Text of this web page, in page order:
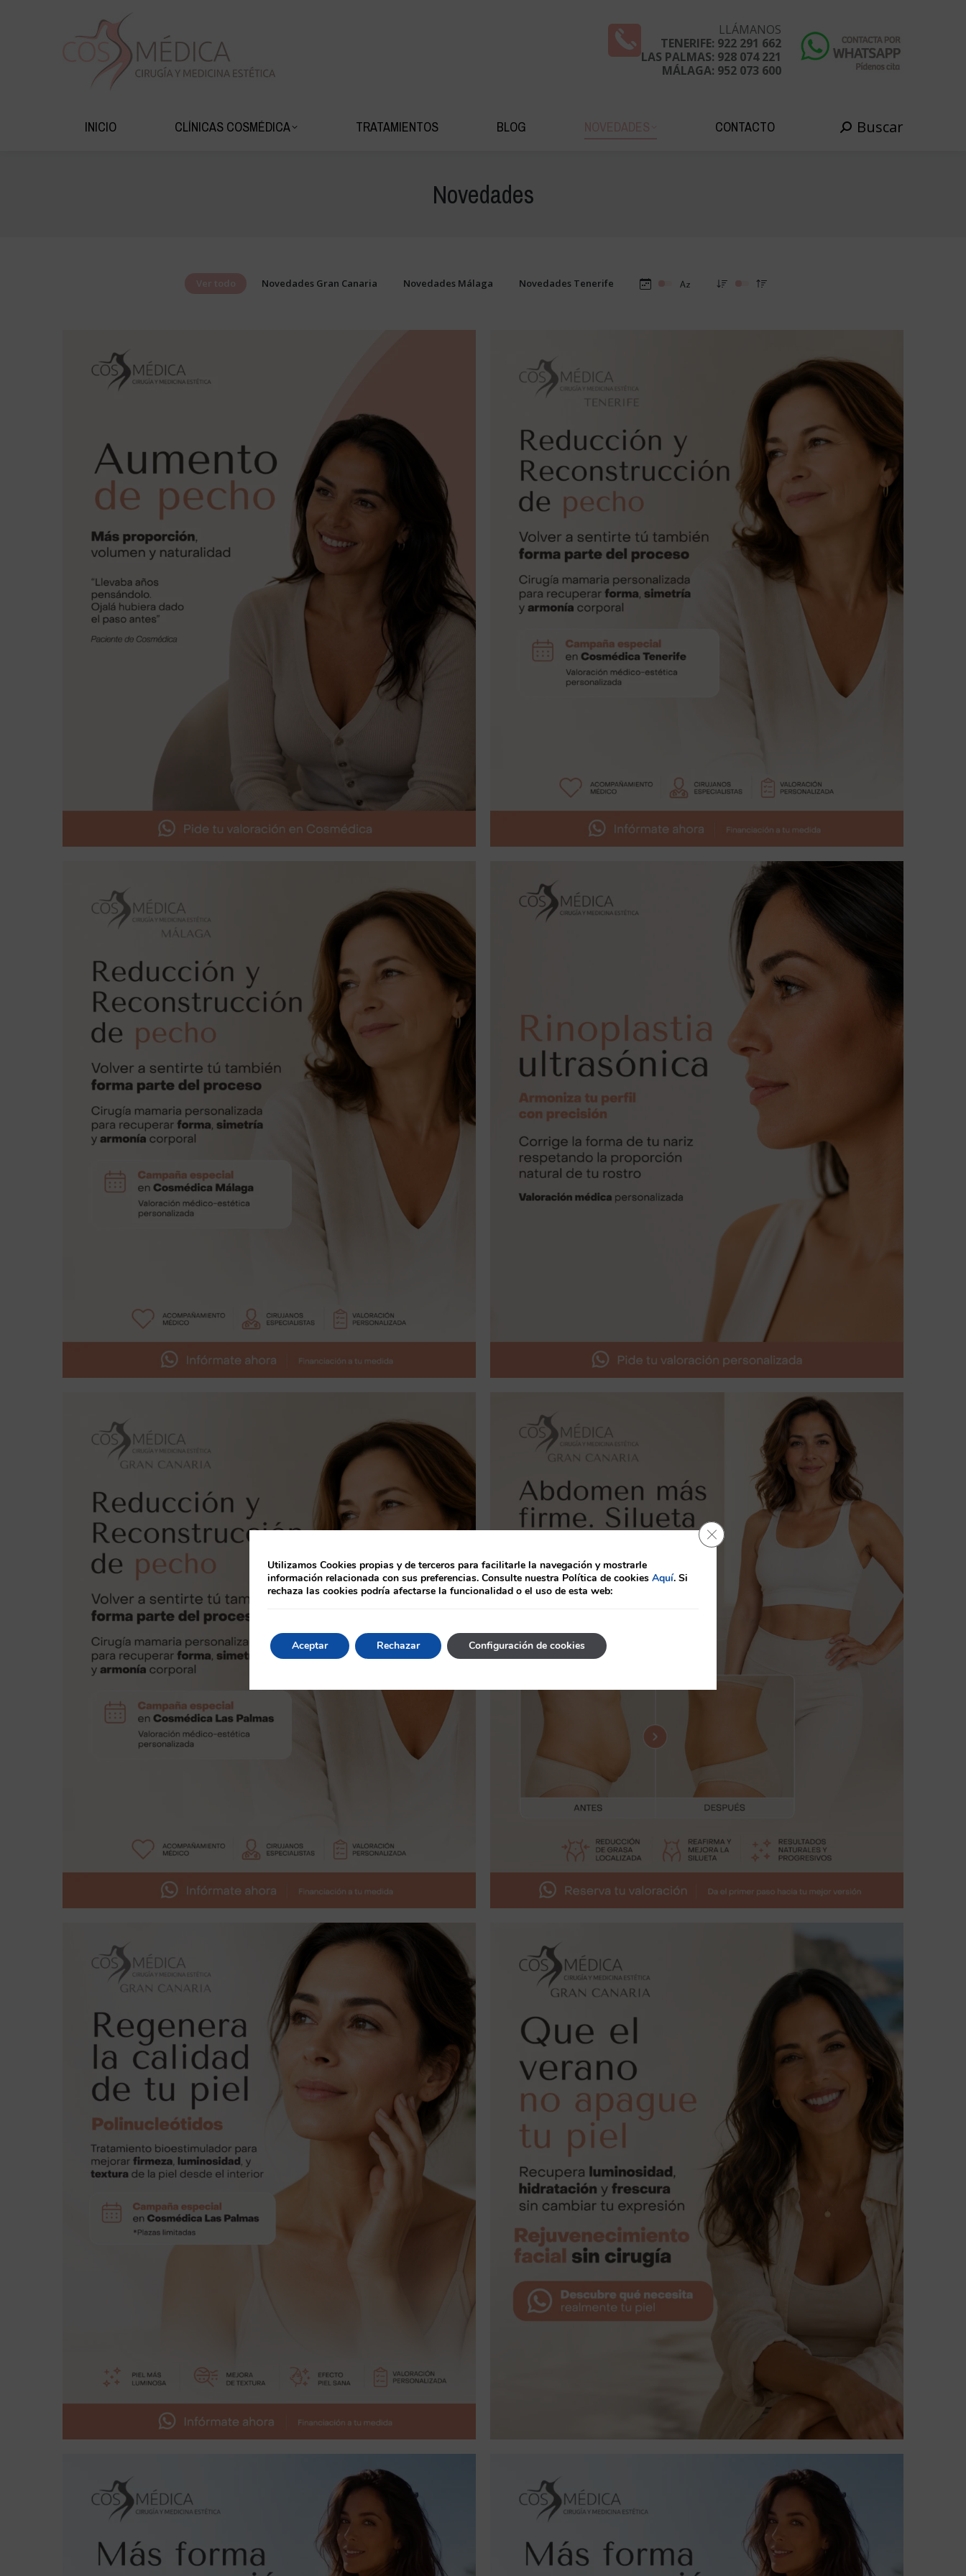
LLÁMANOS
TENERIFE: 922 291 662
LAS PALMAS: 928 074 221
MÁLAGA: 952 073 600
INICIO CLÍNICAS COSMÉDICA TRATAMIENTOS BLOG CONTACTO Buscar:Buscar
Novedades
Novedades Gran Canaria Novedades Málaga Novedades Tenerife
Utilizamos Cookies propias y de terceros para facilitarle la navegación y mostrarle
información relacionada con sus preferencias. Consulte nuestra Política de cookies Aquí. Si
rechaza las cookies podría afectarse la funcionalidad o el uso de esta web:
Cerrar el banner de cookies RGPD
Aceptar Rechazar Configuración de cookies
NOVEDADES CONTACTO